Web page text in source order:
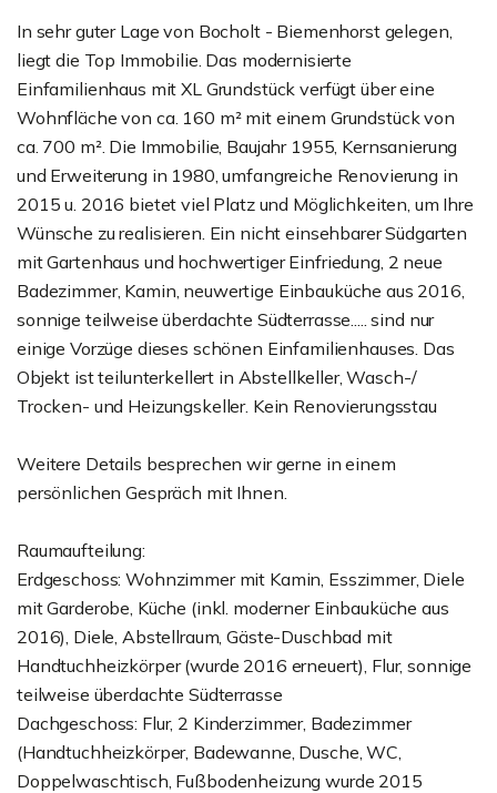
In sehr guter Lage von Bocholt - Biemenhorst gelegen,
liegt die Top Immobilie. Das modernisierte
Einfamilienhaus mit XL Grundstück verfügt über eine
Wohnfläche von ca. 160 m² mit einem Grundstück von
ca. 700 m². Die Immobilie, Baujahr 1955, Kernsanierung
und Erweiterung in 1980, umfangreiche Renovierung in
2015 u. 2016 bietet viel Platz und Möglichkeiten, um Ihre
Wünsche zu realisieren. Ein nicht einsehbarer Südgarten
mit Gartenhaus und hochwertiger Einfriedung, 2 neue
Badezimmer, Kamin, neuwertige Einbauküche aus 2016,
sonnige teilweise überdachte Südterrasse..... sind nur
einige Vorzüge dieses schönen Einfamilienhauses. Das
Objekt ist teilunterkellert in Abstellkeller, Wasch-/
Trocken- und Heizungskeller. Kein Renovierungsstau
Weitere Details besprechen wir gerne in einem
persönlichen Gespräch mit Ihnen.
Raumaufteilung:
Erdgeschoss: Wohnzimmer mit Kamin, Esszimmer, Diele
mit Garderobe, Küche (inkl. moderner Einbauküche aus
2016), Diele, Abstellraum, Gäste-Duschbad mit
Handtuchheizkörper (wurde 2016 erneuert), Flur, sonnige
teilweise überdachte Südterrasse
Dachgeschoss: Flur, 2 Kinderzimmer, Badezimmer
(Handtuchheizkörper, Badewanne, Dusche, WC,
Doppelwaschtisch, Fußbodenheizung wurde 2015